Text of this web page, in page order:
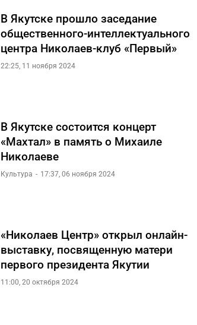
В Якутске прошло заседание
общественного-интеллектуального
центра Николаев-клуб «Первый»
22:25, 11 ноября 2024
В Якутске состоится концерт
«Махтал» в память о Михаиле
Николаеве
Культура 17:37, 06 ноября 2024
«Николаев Центр» открыл онлайн-
выставку, посвященную матери
первого президента Якутии
11:00, 20 октября 2024